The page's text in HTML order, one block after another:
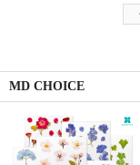
MD CHOICE